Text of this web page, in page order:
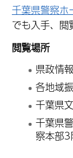
千葉県警察ホ
でも入手、閲
閲覧場所
県政情
各地域
千葉県
千葉県
察本部3